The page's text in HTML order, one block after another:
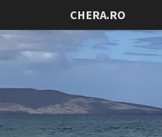
CHERA.RO